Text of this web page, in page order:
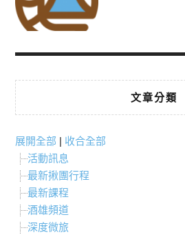
文章分類
展開全部 | 收合全部
活動訊息
最新揪團行程
最新課程
酒雄頻道
深度微旅